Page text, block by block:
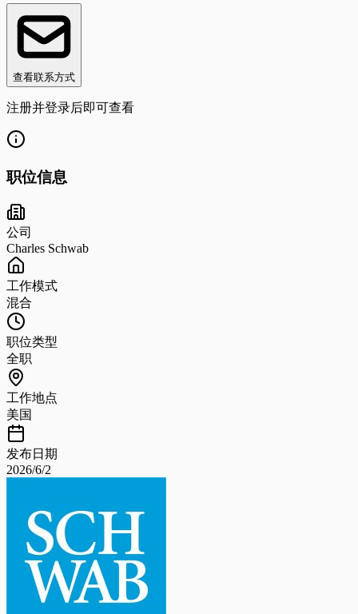
查看联系方式
注册并登录后即可查看
职位信息
公司
Charles Schwab
工作模式
混合
职位类型
全职
工作地点
美国
发布日期
2026/6/2